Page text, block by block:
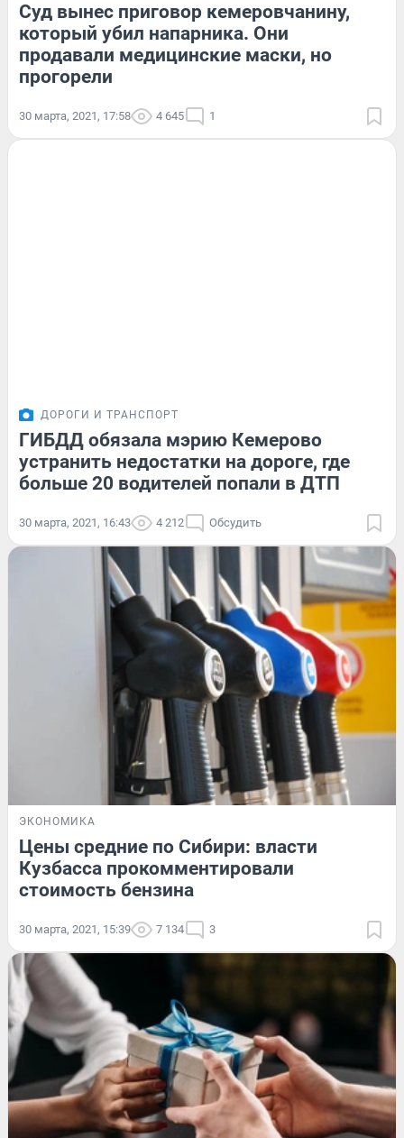
Суд вынес приговор кемеровчанину,
который убил напарника. Они
продавали медицинские маски, но
прогорели
30 марта, 2021, 17:58 4 645 1
ДОРОГИ И ТРАНСПОРТ
ГИБДД обязала мэрию Кемерово
устранить недостатки на дороге, где
больше 20 водителей попали в ДТП
30 марта, 2021, 16:43 4 212 Обсудить
ЭКОНОМИКА
Цены средние по Сибири: власти
Кузбасса прокомментировали
стоимость бензина
30 марта, 2021, 15:39 7 134 3